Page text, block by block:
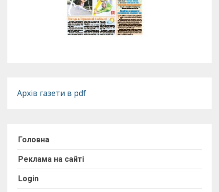
Архів газети в pdf
Головна
Реклама на сайті
Login